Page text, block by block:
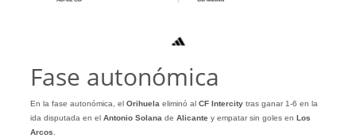
Fase autonómica
En la fase autonómica, el Orihuelaeliminó al CF Intercity tras ganar 1-6 en la
ida disputada en el Antonio Solana de Alicantey empatar sin goles en Los
Arcos.